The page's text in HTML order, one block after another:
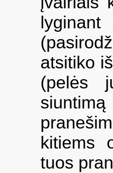
atsitiko
(pelės
kitiems
tuos